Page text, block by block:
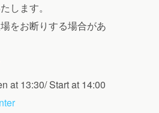
します。
をお断りする場合があ
at 13:30/ Start at 14:00